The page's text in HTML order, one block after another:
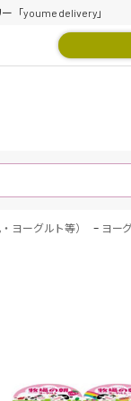
「youme delivery」
ヨーグルト等） - ヨー